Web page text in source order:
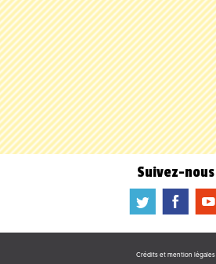
Suivez-nous
a b f
Crédits et mention légales